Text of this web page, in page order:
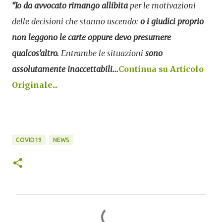
“Io da avvocato rimango allibita per le motivazioni
delle decisioni che stanno uscendo: o i giudici proprio
non leggono le carte oppure devo presumere
qualcos’altro. Entrambe le situazioni sono
assolutamente inaccettabili...Continua su Articolo
Originale...
COVID19 NEWS